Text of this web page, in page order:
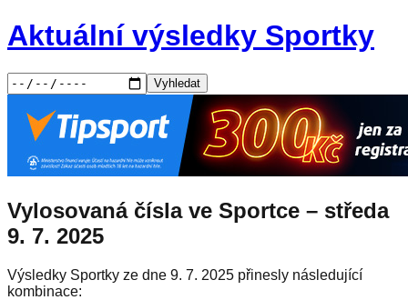
Aktuální výsledky Sportky
Vyhledat
Vylosovaná čísla ve Sportce – středa
9. 7. 2025
Výsledky Sportky ze dne 9. 7. 2025 přinesly následující
kombinace: